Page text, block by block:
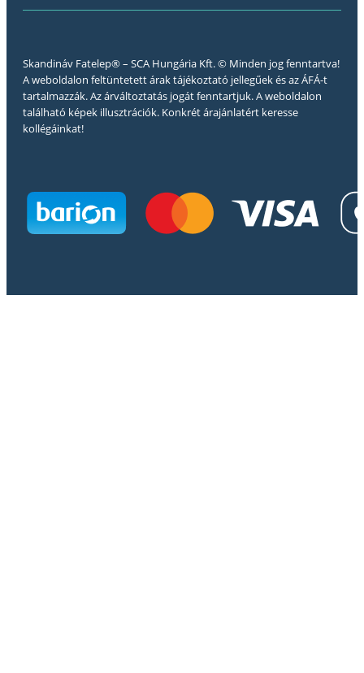
Skandináv Fatelep® – SCA Hungária Kft. © Minden jog fenntartva!
A weboldalon feltüntetett árak tájékoztató jellegűek és az ÁFÁ-t
tartalmazzák. Az árváltoztatás jogát fenntartjuk. A weboldalon
található képek illusztrációk. Konkrét árajánlatért keresse
kollégáinkat!